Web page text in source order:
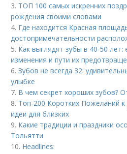
3. ТОП 100 самых искренних
рождения своими словами
4. Где находится Красная
достопримечательности
5. Как выглядят зубы в 40-50 лет:
изменения и пути их
6.Зубов не всегда 32:
улыбке
7. В чем секрет хороших зубов?
8. Топ-200 Коротких Пожеланий
идеи для близких
9. Какие традиции и праздники
Тольятти
10. Headlines: